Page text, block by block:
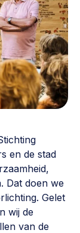
krachten
maken >
>
en de stad
Dat doen we
Gelet
wij de
van de